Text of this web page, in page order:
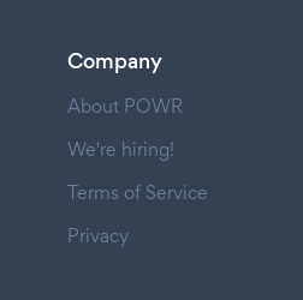
Company
About POWR
We're hiring!
Terms of Service
Privacy